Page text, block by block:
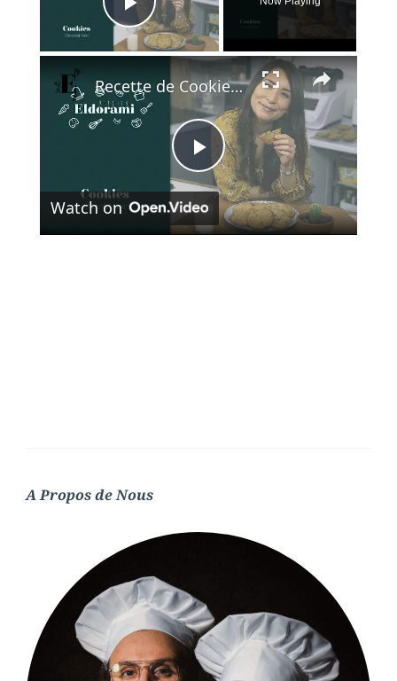
Play Video
×
Play
Video
Recette de Cookies au Chocolat Noir | Idée Goûter du Confinement
Watch on
A Propos de Nous